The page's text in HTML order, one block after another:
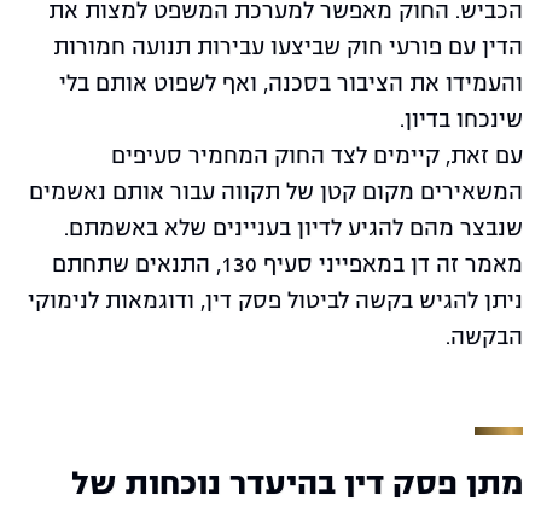
הכביש. החוק מאפשר למערכת המשפט למצות את
הדין עם פורעי חוק שביצעו עבירות תנועה חמורות
והעמידו את הציבור בסכנה, ואף לשפוט אותם בלי
שינכחו בדיון.
עם זאת, קיימים לצד החוק המחמיר סעיפים
המשאירים מקום קטן של תקווה עבור אותם נאשמים
שנבצר מהם להגיע לדיון בעניינים שלא באשמתם.
מאמר זה דן במאפייני סעיף 130, התנאים שתחתם
ניתן להגיש בקשה לביטול פסק דין, ודוגמאות לנימוקי
הבקשה.
מתן פסק דין בהיעדר נוכחות של